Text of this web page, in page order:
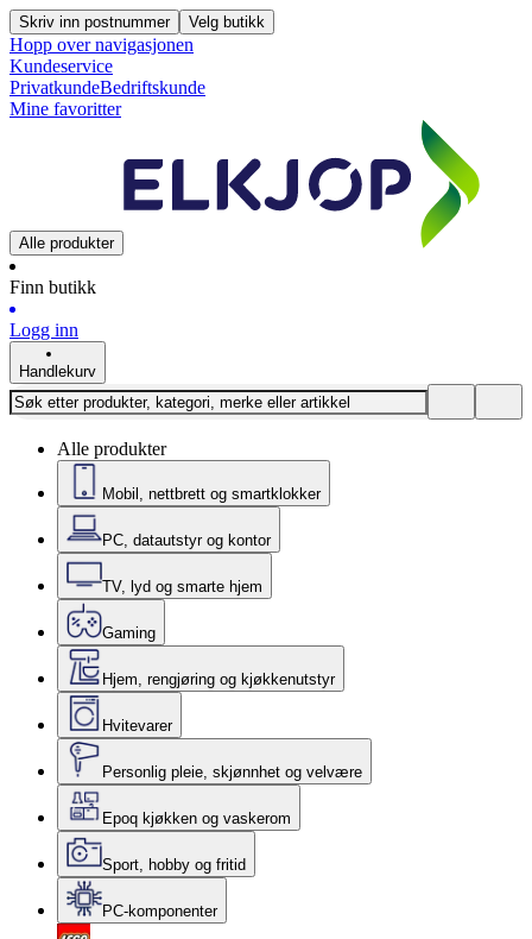
Skriv inn postnummer Velg butikk
Hopp over navigasjonen
Kundeservice
PrivatkundeBedriftskunde
Mine favoritter
Alle produkter
Finn butikk
Logg inn
Handlekurv
Alle produkter
Mobil, nettbrett og smartklokker
PC, datautstyr og kontor
TV, lyd og smarte hjem
Gaming
Hjem, rengjøring og kjøkkenutstyr
Hvitevarer
Personlig pleie, skjønnhet og velvære
Epoq kjøkken og vaskerom
Sport, hobby og fritid
PC-komponenter